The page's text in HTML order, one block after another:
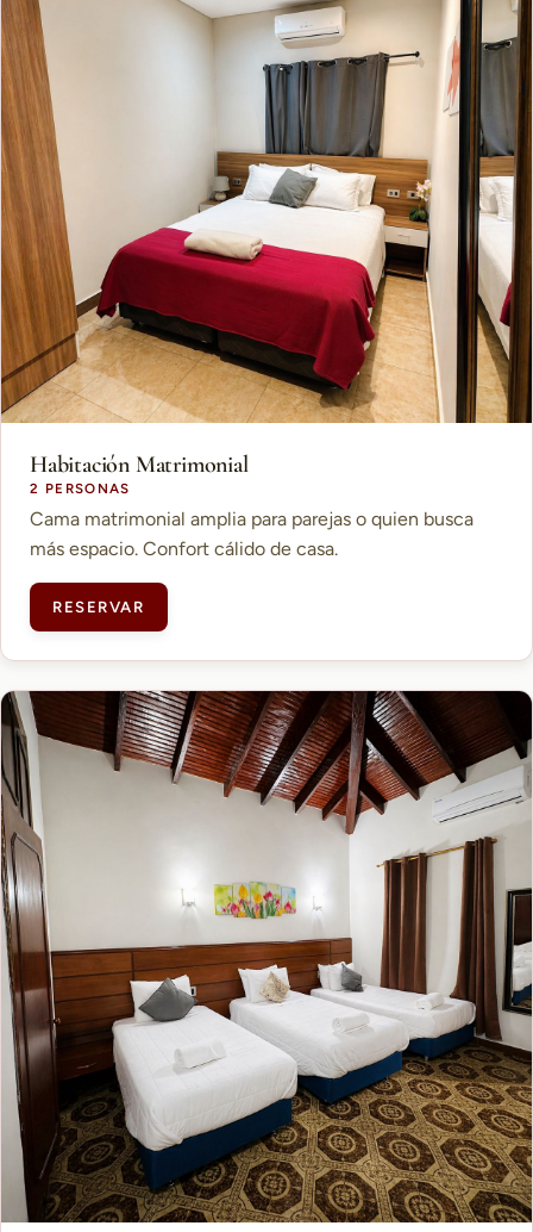
Habitación Matrimonial
2 PERSONAS
Cama matrimonial amplia para parejas o quien busca
más espacio. Confort cálido de casa.
RESERVAR